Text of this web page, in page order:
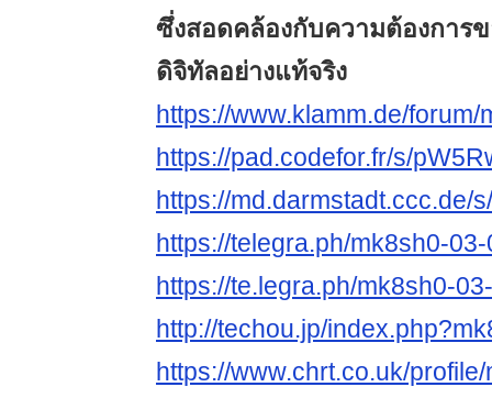
ซึ่งสอดคล้องกับความต้องการ
ดิจิทัลอย่างแท้จริง
https://www.klamm.de/
https://pad.codefor.fr/s/
https://md.darmstadt.ccc.de/
https://telegra.ph/mk8sh0-
https://te.legra.ph/mk8sh0-
http://techou.jp/
https://www.chrt.co.uk/